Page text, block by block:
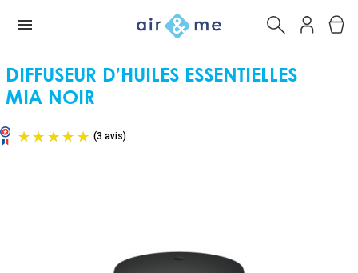
DIFFUSEUR D’HUILES ESSENTIELLES
MIA NOIR